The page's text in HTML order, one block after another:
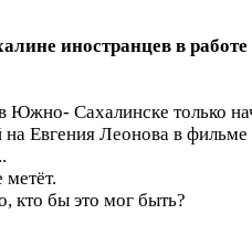
иностранцев в работе
Южно- Сахалинске только
Евгения Леонова в
метёт.
кто бы это мог быть?